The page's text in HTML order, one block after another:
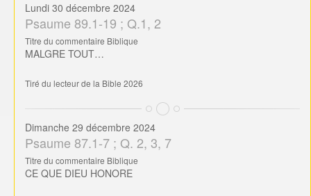
Lundi 30 décembre 2024
Psaume 89.1-19 ; Q.1, 2
Titre du commentaire Biblique
MALGRE TOUT…
Tiré du lecteur de la Bible 2026
Dimanche 29 décembre 2024
Psaume 87.1-7 ; Q. 2, 3, 7
Titre du commentaire Biblique
CE QUE DIEU HONORE